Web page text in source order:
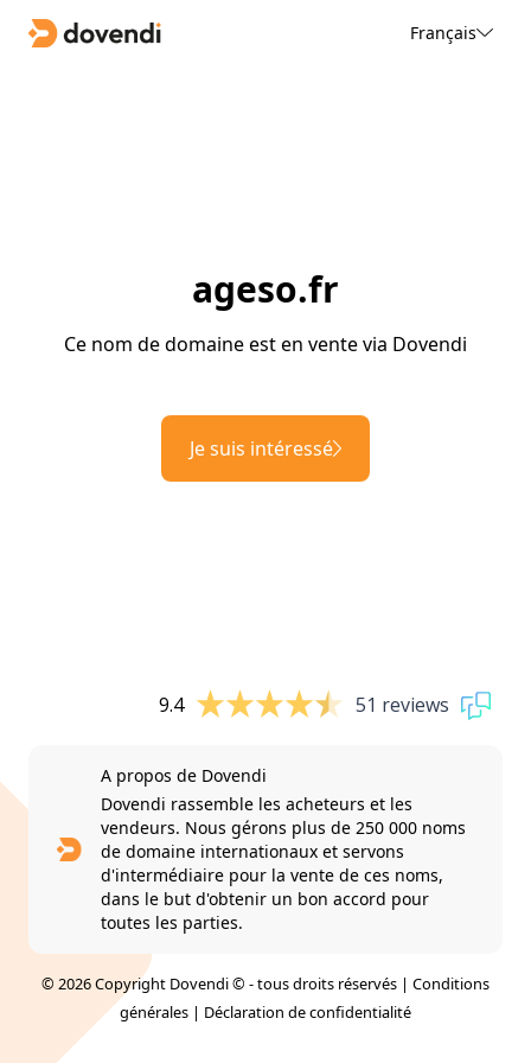
Français
ageso.fr
Ce nom de domaine est en vente via Dovendi
Je suis intéressé
9.4 51 reviews
A propos de Dovendi
Dovendi rassemble les acheteurs et les
vendeurs. Nous gérons plus de 250 000 noms
de domaine internationaux et servons
d'intermédiaire pour la vente de ces noms,
dans le but d'obtenir un bon accord pour
toutes les parties.
© 2026 Copyright Dovendi © - tous droits réservés | Conditions
générales | Déclaration de confidentialité